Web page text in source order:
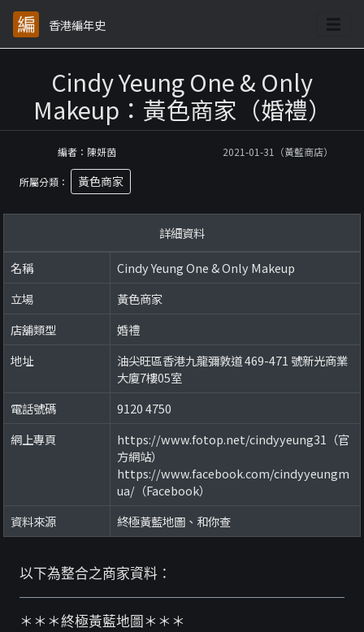
香港編年史
Cindy Yeung One & Only
Makeup：黃色商家（婚禮）
編者：陳妍茵 2021-01-31（黃藍商店）
所屬分類： 黃色商家
詳細資料
名稱
Cindy Yeung One & Only Makeup
立場
黃色商家
店舖類型
婚禮
地址
油尖旺區香港九龍彌敦道 469-471 號新光商業
大廈7樓05室
電話號碼
9120 4750
網上專頁
https://www.fotop.net/cindyyeung31（官
方網站）
https://www.facebook.com/cindyyeungm
ua/（Facebook）
資料來源
終極黃藍地圖、和你查
以下為整合之商家資料：
＊＊＊終極黃藍地圖＊＊＊